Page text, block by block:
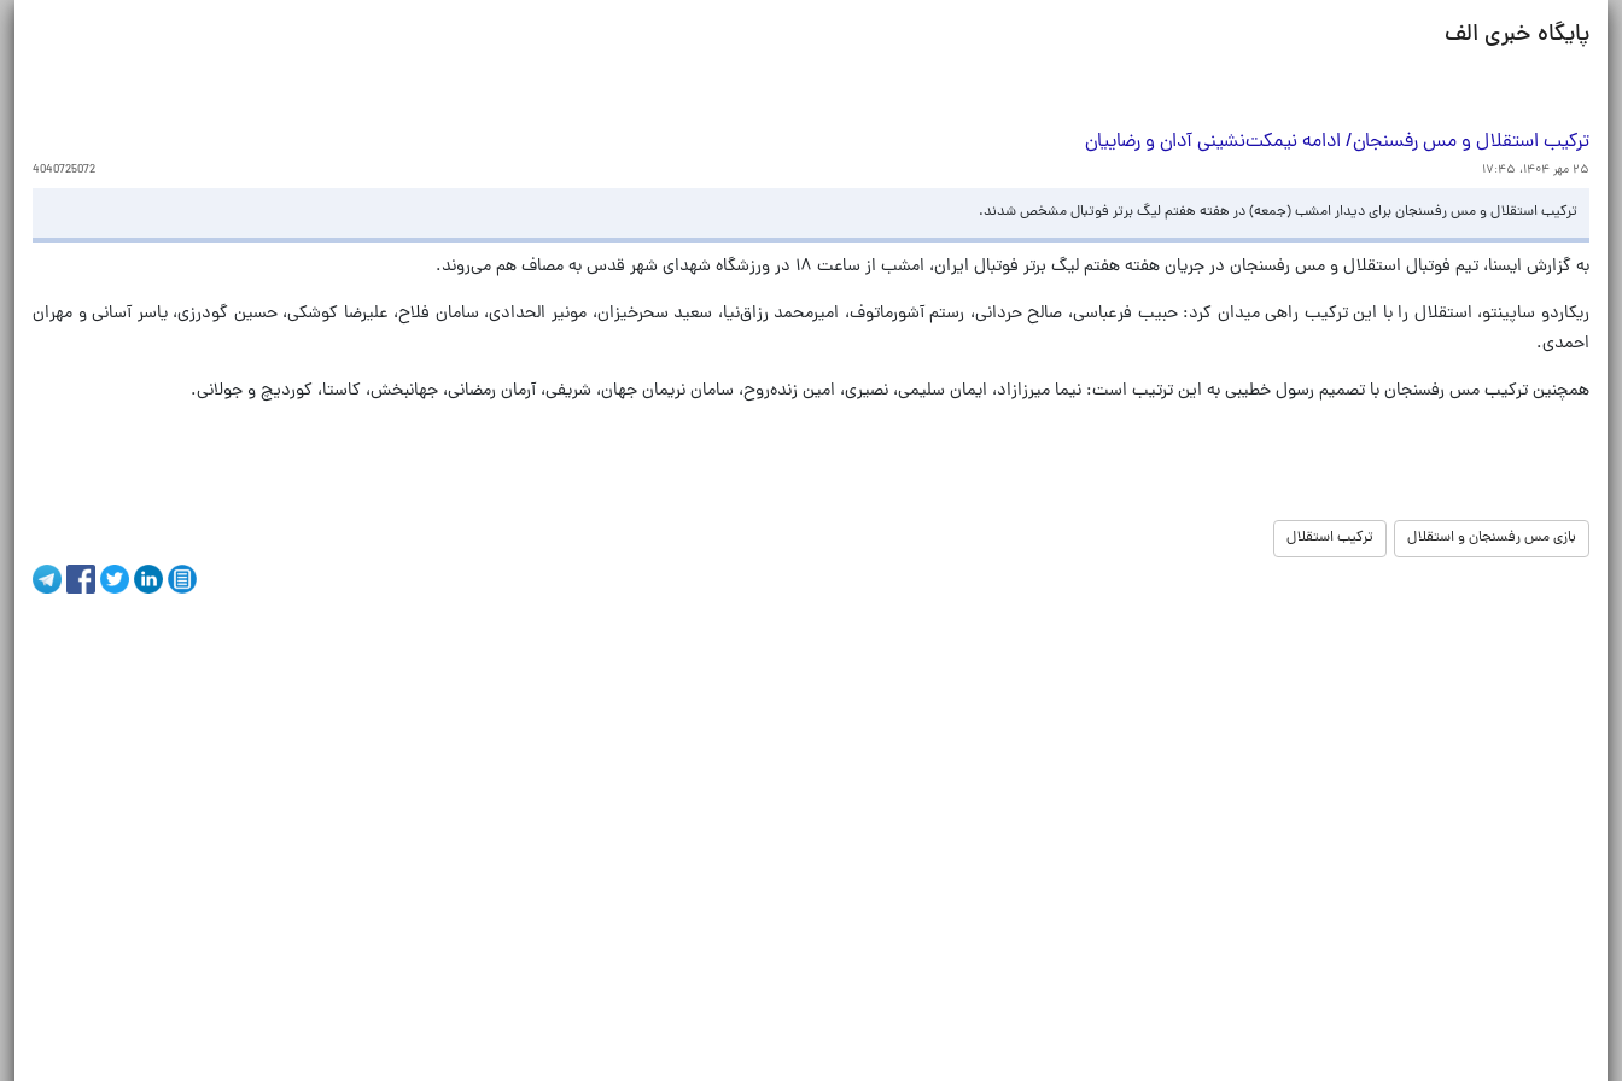
پایگاه خبری الف
ترکیب استقلال و مس رفسنجان/ ادامه نیمکت‌نشینی آدان و رضاییان
۲۵ مهر ۱۴۰۴، ۱۷:۴۵ 4040725072
ترکیب استقلال و مس رفسنجان برای دیدار امشب (جمعه) در هفته هفتم لیگ برتر فوتبال مشخص شدند.
به گزارش ایسنا، تیم فوتبال استقلال و مس رفسنجان در جریان هفته هفتم لیگ برتر فوتبال ایران، امشب از ساعت ۱۸ در ورزشگاه شهدای شهر قدس به مصاف هم می‌روند.
ریکاردو ساپینتو، استقلال را با این ترکیب راهی میدان کرد: حبیب فرعباسی، صالح حردانی، رستم آشورماتوف، امیرمحمد رزاق‌نیا، سعید سحرخیزان، مونیر الحدادی، سامان فلاح، علیرضا کوشکی، حسین گودرزی، یاسر آسانی و مهران
احمدی.
همچنین ترکیب مس رفسنجان با تصمیم رسول خطیبی به این ترتیب است: نیما میرزازاد، ایمان سلیمی، نصیری، امین زنده‌روح، سامان نریمان جهان، شریفی، آرمان رمضانی، جهانبخش، کاستا، کوردیچ و جولانی.
بازی مس رفسنجان و استقلال ترکیب استقلال